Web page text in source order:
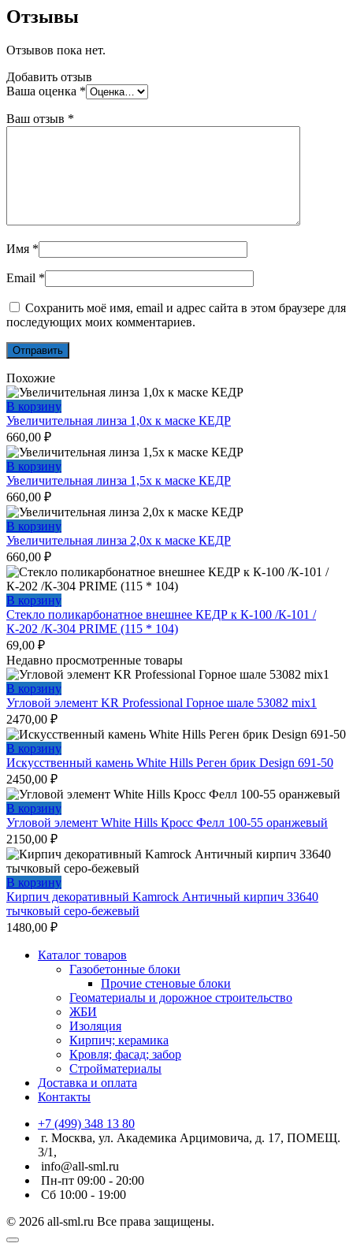
Отзывы
Отзывов пока нет.
Добавить отзыв
Ваша оценка *
Ваш отзыв *
Имя *
Email *
Сохранить моё имя, email и адрес сайта в этом браузере для
последующих моих комментариев.
Похожие
В корзину
Увеличительная линза 1,0х к маске КЕДР
660,00 ₽
В корзину
Увеличительная линза 1,5х к маске КЕДР
660,00 ₽
В корзину
Увеличительная линза 2,0х к маске КЕДР
660,00 ₽
В корзину
Стекло поликарбонатное внешнее КЕДР к К-100 /К-101 /
К-202 /К-304 PRIME (115 * 104)
69,00 ₽
Недавно просмотренные товары
В корзину
Угловой элемент KR Professional Горное шале 53082 mix1
2470,00 ₽
В корзину
Искусственный камень White Hills Реген брик Design 691-50
2450,00 ₽
В корзину
Угловой элемент White Hills Кросс Фелл 100-55 оранжевый
2150,00 ₽
В корзину
Кирпич декоративный Kamrock Античный кирпич 33640
тычковый серо-бежевый
1480,00 ₽
Каталог товаров
Газобетонные блоки
Прочие стеновые блоки
Геоматериалы и дорожное строительство
ЖБИ
Изоляция
Кирпич; керамика
Кровля; фасад; забор
Стройматериалы
Доставка и оплата
Контакты
+7 (499) 348 13 80
г. Москва, ул. Академика Арцимовича, д. 17, ПОМЕЩ.
3/1,
info@all-sml.ru
Пн-пт 09:00 - 20:00
Сб 10:00 - 19:00
© 2026 all-sml.ru Все права защищены.